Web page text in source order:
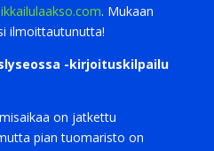
. Mukaan
ilmoittautunutta!
-kirjoituskilpailu
on jatkettu
pian tuomaristo on